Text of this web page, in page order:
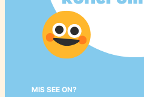
MIS SEE ON?